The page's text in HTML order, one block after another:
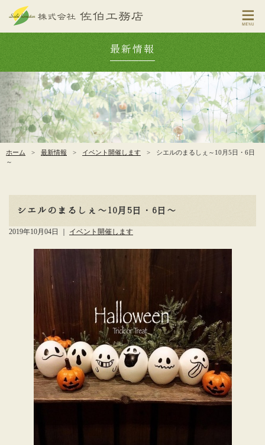
最新情報
ホーム > 最新情報 > イベント開催します >
シエルのまるしぇ～10月5日・6日
～
シエルのまるしぇ～10月5日・6日～
2019年10月04日 イベント開催します